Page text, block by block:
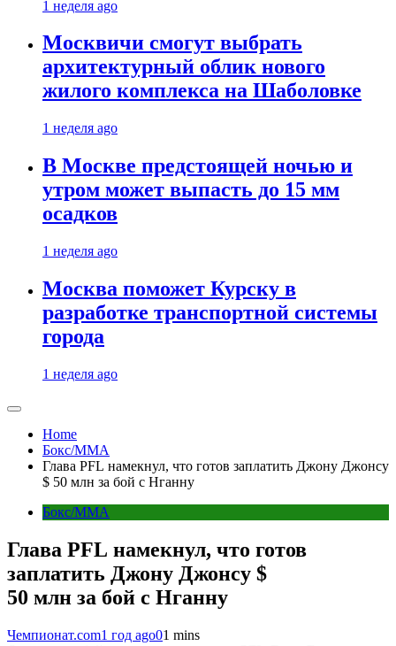
1 неделя ago
Москвичи смогут выбрать
архитектурный облик нового
жилого комплекса на Шаболовке
1 неделя ago
В Москве предстоящей ночью и
утром может выпасть до 15 мм
осадков
1 неделя ago
Москва поможет Курску в
разработке транспортной системы
города
1 неделя ago
Home
Бокс/MMA
Глава PFL намекнул, что готов заплатить Джону Джонсу
$ 50 млн за бой с Нганну
Бокс/MMA
Глава PFL намекнул, что готов
заплатить Джону Джонсу $
50 млн за бой с Нганну
Чемпионат.com1 год ago01 mins